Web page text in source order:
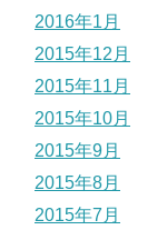
2016年1月
2015年12月
2015年11月
2015年10月
2015年9月
2015年8月
2015年7月